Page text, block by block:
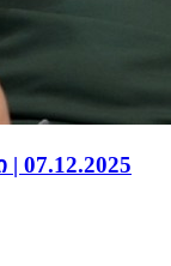
07.12.2025